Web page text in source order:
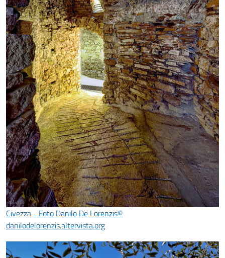
Civezza - Foto Danilo De Lorenzis©
danilodelorenzis.altervista.org